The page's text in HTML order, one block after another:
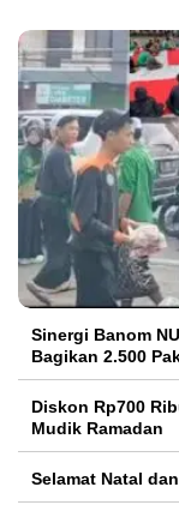
Sinergi Banom
Bagikan 2.500
Diskon Rp700
Mudik Ramadan
Selamat Natal